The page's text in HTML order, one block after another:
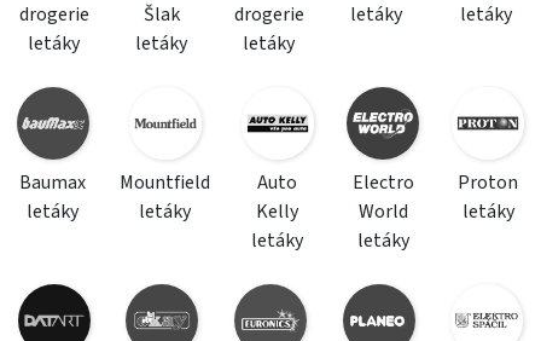
drogerie
letáky
Šlak
letáky
drogerie
letáky
letáky
letáky
Baumax
letáky
Mountfield
letáky
Auto
Kelly
letáky
Electro
World
letáky
Proton
letáky